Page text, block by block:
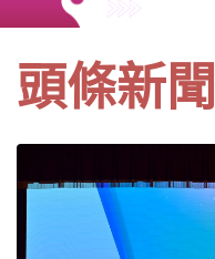
頭條新聞